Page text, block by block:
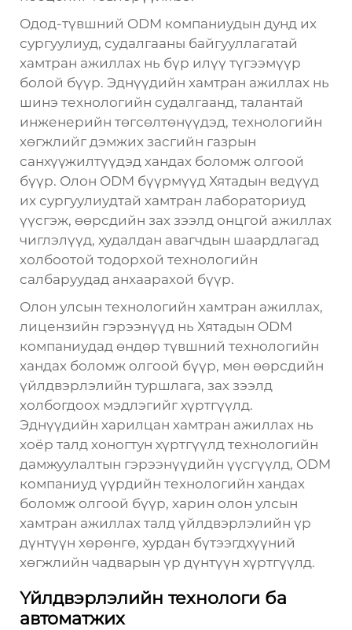
Одод-түвшний ODM компаниудын дунд их
сургуулиуд, судалгааны байгууллагатай
хамтран ажиллах нь бүр илүү түгээмүүр
болой бүүр. Эднүүдийн хамтран ажиллах нь
шинэ технологийн судалгаанд, талантай
инженерийн төгсөлтөнүүдэд, технологийн
хөгжлийг дэмжих засгийн газрын
санхүүжилтүүдэд хандах боломж олгоой
бүүр. Олон ODM бүүрмүүд Хятадын ведүүд
их сургуулиудтай хамтран лабораториуд
үүсгэж, өөрсдийн зах зээлд онцгой ажиллах
чиглэлүүд, худалдан авагчдын шаардлагад
холбоотой тодорхой технологийн
салбаруудад анхаарахой бүүр.
Олон улсын технологийн хамтран ажиллах,
лицензийн гэрээнүүд нь Хятадын ODM
компаниудад өндөр түвшний технологийн
хандах боломж олгоой бүүр, мөн өөрсдийн
үйлдвэрлэлийн туршлага, зах зээлд
холбогдоох мэдлэгийг хүртгүүлд.
Эднүүдийн харилцан хамтран ажиллах нь
хоёр талд хоногтун хүртгүүлд технологийн
дамжуулалтын гэрээнүүдийн үүсгүүлд, ODM
компаниуд үүрдийн технологийн хандах
боломж олгоой бүүр, харин олон улсын
хамтран ажиллах талд үйлдвэрлэлийн үр
дүнтүүн хөрөнгө, хурдан бүтээгдхүүний
хөгжлийн чадварын үр дүнтүүн хүртгүүлд.
Үйлдвэрлэлийн технологи ба
автоматжих